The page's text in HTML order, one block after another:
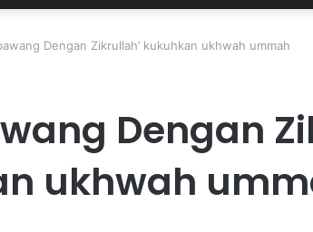
Dengan Zikrullah’ kukuhkan ukhwah ummah
Dengan
ukhwah